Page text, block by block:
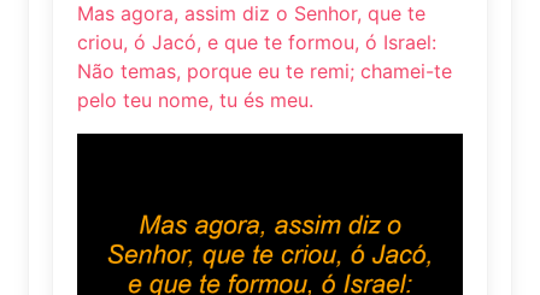
Mas agora, assim diz o Senhor, que te
criou, ó Jacó, e que te formou, ó Israel:
Não temas, porque eu te remi; chamei-te
pelo teu nome, tu és meu.